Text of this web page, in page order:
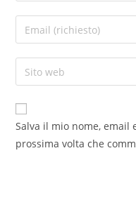
Salva il mio nome,
prossima volta che